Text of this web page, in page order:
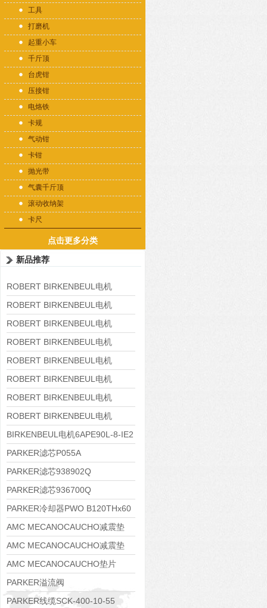
工具
打磨机
起重小车
千斤顶
台虎钳
压接钳
电烙铁
卡规
气动钳
卡钳
抛光带
气囊千斤顶
滚动收纳架
卡尺
点击更多分类
新品推荐
ROBERT BIRKENBEUL电机
8APE225M-4-IE3
ROBERT BIRKENBEUL电机
8APE180L-4 IE3
ROBERT BIRKENBEUL电机
8APE160M-6 IE3
ROBERT BIRKENBEUL电机
8APE160L-4-IE3
ROBERT BIRKENBEUL电机
8APE112M-6K-IE3
ROBERT BIRKENBEUL电机
8APE100L-2 IE3
ROBERT BIRKENBEUL电机
8APE90S-4 IE3
ROBERT BIRKENBEUL电机
8APE80M-2K-IE3
BIRKENBEUL电机6APE90L-8-IE2
PARKER滤芯P055A
PARKER滤芯938902Q
PARKER滤芯936700Q
PARKER冷却器PWO B120THx60
AMC MECANOCAUCHO减震垫
138552
AMC MECANOCAUCHO减震垫
138551
AMC MECANOCAUCHO垫片
608074
PARKER溢流阀
RE06M35W2N1KWXG087
PARKER线缆SCK-400-10-55